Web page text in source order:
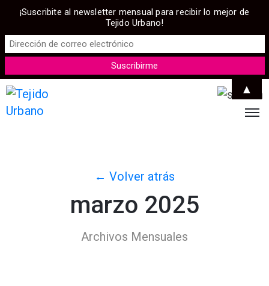
← Volver atrás
marzo 2025
Archivos Mensuales
¡Suscribite al newsletter mensual para recibir lo mejor de
Tejido Urbano!
▲